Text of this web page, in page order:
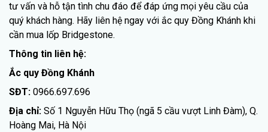
tư vấn và hỗ tận tình chu đáo để đáp ứng mọi yêu cầu của
quý khách hàng. Hãy liên hệ ngay với ắc quy Đồng Khánh khi
cần mua lốp Bridgestone.
Thông tin liên hệ:
Ắc quy Đồng Khánh
SĐT: 0966.697.696
Địa chỉ: Số 1 Nguyễn Hữu Thọ (ngã 5 cầu vượt Linh Đàm), Q.
Hoàng Mai, Hà Nội